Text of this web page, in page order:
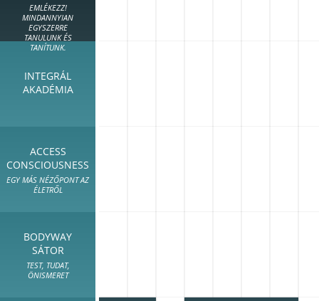
EMLÉKEZZ!
MINDANNYIAN
EGYSZERRE
TANULUNK ÉS
TANÍTUNK.
INTEGRÁL
AKADÉMIA
ACCESS
CONSCIOUSNESS
EGY MÁS NÉZŐPONT AZ
ÉLETRŐL
BODYWAY
SÁTOR
TEST, TUDAT,
ÖNISMERET